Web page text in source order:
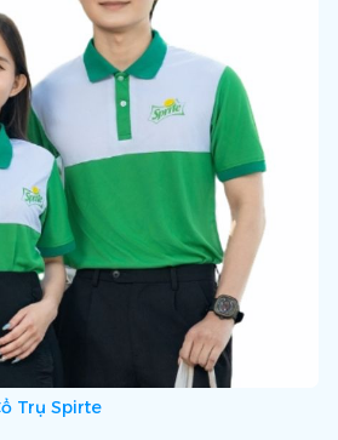
Trụ Spirte